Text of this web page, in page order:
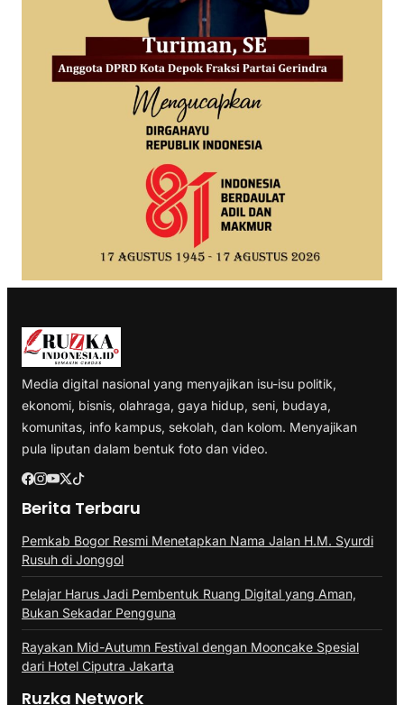
Media digital nasional yang menyajikan isu-isu politik,
ekonomi, bisnis, olahraga, gaya hidup, seni, budaya,
komunitas, info kampus, sekolah, dan kolom. Menyajikan
pula liputan dalam bentuk foto dan video.
Berita Terbaru
Pemkab Bogor Resmi Menetapkan Nama Jalan H.M. Syurdi
Rusuh di Jonggol
Pelajar Harus Jadi Pembentuk Ruang Digital yang Aman,
Bukan Sekadar Pengguna
Rayakan Mid-Autumn Festival dengan Mooncake Spesial
dari Hotel Ciputra Jakarta
Ruzka Network